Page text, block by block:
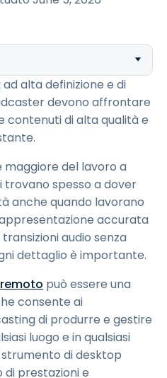
alta definizione e di
devono affrontare
contenuti di alta qualità e
maggiore del lavoro a
trovano spesso a dover
anche quando lavorano
accurata
audio senza
dettaglio è importante.
può essere una
consente ai
di produrre e gestire
luogo e in qualsiasi
di desktop
prestazioni e